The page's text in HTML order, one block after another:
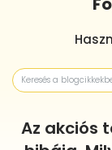
Az akciós